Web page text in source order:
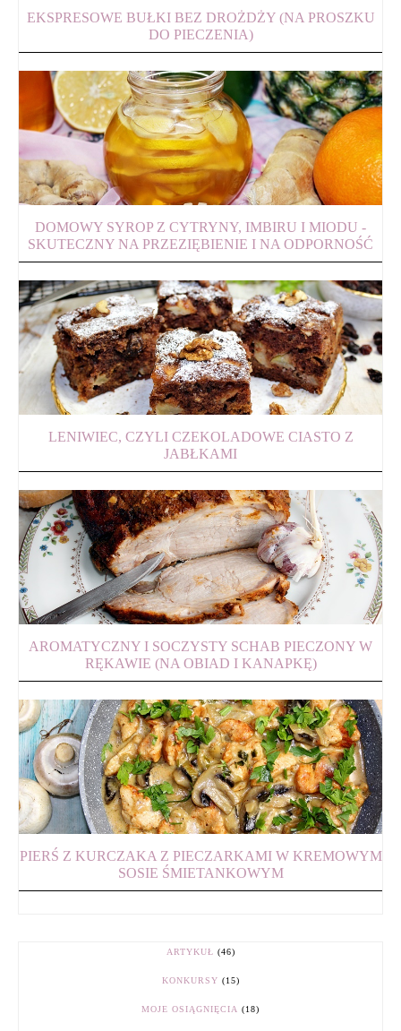
EKSPRESOWE BUŁKI BEZ DROŻDŻY (NA PROSZKU
DO PIECZENIA)
DOMOWY SYROP Z CYTRYNY, IMBIRU I MIODU -
SKUTECZNY NA PRZEZIĘBIENIE I NA ODPORNOŚĆ
LENIWIEC, CZYLI CZEKOLADOWE CIASTO Z
JABŁKAMI
AROMATYCZNY I SOCZYSTY SCHAB PIECZONY W
RĘKAWIE (NA OBIAD I KANAPKĘ)
PIERŚ Z KURCZAKA Z PIECZARKAMI W KREMOWYM
SOSIE ŚMIETANKOWYM
ARTYKUŁ (46)
KONKURSY (15)
MOJE OSIĄGNIĘCIA (18)